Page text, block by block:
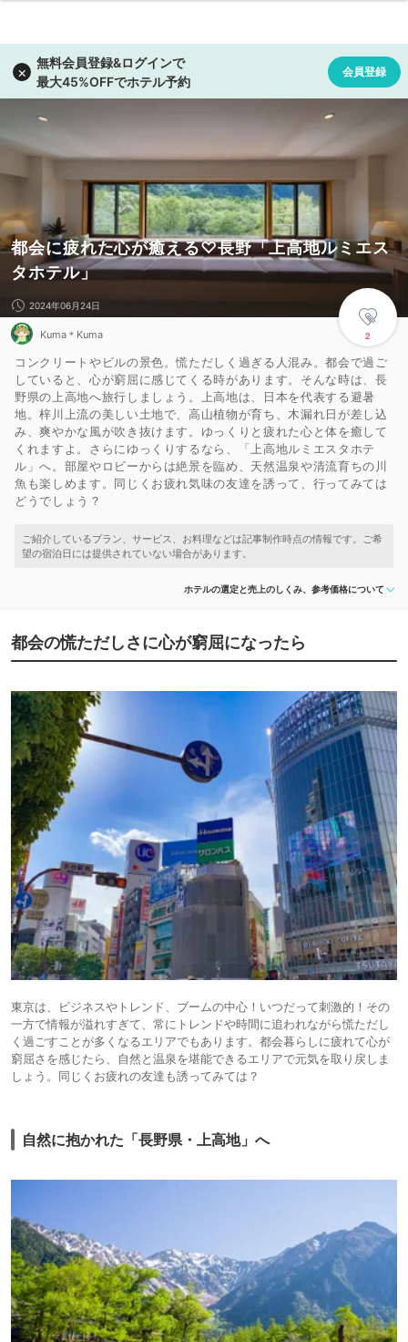
都会に疲れた心が癒える♡長野「上高地ルミエス
タホテル」
2
2024年06月24日
Kuma＊Kuma
コンクリートやビルの景色。慌ただしく過ぎる人混み。都会で過ご
していると、心が窮屈に感じてくる時があります。そんな時は、長
野県の上高地へ旅行しましょう。上高地は、日本を代表する避暑
地。梓川上流の美しい土地で、高山植物が育ち、木漏れ日が差し込
み、爽やかな風が吹き抜けます。ゆっくりと疲れた心と体を癒して
くれますよ。さらにゆっくりするなら、「上高地ルミエスタホテ
ル」へ。部屋やロビーからは絶景を臨め、天然温泉や清流育ちの川
魚も楽しめます。同じくお疲れ気味の友達を誘って、行ってみては
どうでしょう？
ホテルの選定と売上のしくみ、参考価格について
都会の慌ただしさに心が窮屈になったら
東京は、ビジネスやトレンド、ブームの中心！いつだって刺激的！その
一方で情報が溢れすぎて、常にトレンドや時間に追われながら慌ただし
く過ごすことが多くなるエリアでもあります。都会暮らしに疲れて心が
窮屈さを感じたら、自然と温泉を堪能できるエリアで元気を取り戻しま
しょう。同じくお疲れの友達も誘ってみては？
自然に抱かれた「長野県・上高地」へ